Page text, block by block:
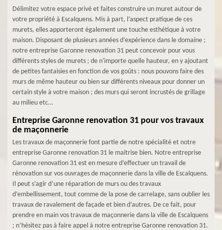
Délimitez votre espace privé et faites construire un muret autour de
votre propriété à Escalquens. Mis à part, l’aspect pratique de ces
murets, elles apporteront également une touche esthétique à votre
maison. Disposant de plusieurs années d’expérience dans le domaine ;
notre entreprise Garonne renovation 31 peut concevoir pour vous
différents styles de murets ; de n'importe quelle hauteur, en y ajoutant
de petites fantaisies en fonction de vos goûts : nous pouvons faire des
murs de même hauteur ou bien sur différents niveaux pour donner un
certain style à votre maison ; des murs qui seront incrustés de grillage
au milieu etc…
Entreprise Garonne renovation 31 pour vos travaux
de maçonnerie
Les travaux de maçonnerie font partie de notre spécialité et notre
entreprise Garonne renovation 31 le maitrise bien. Notre entreprise
Garonne renovation 31 est en mesure d’effectuer un travail de
rénovation sur vos ouvrages de maçonnerie dans la ville de Escalquens.
Il peut s’agir d’une réparation de murs ou des travaux
d’embellissement, tout comme de la pose de carrelage, sans oublier les
travaux de ravalement de façade et bien d’autres. De ce fait, pour
prendre en main vos travaux de maçonnerie dans la ville de Escalquens
; n’hésitez pas à faire appel à notre entreprise Garonne renovation 31.